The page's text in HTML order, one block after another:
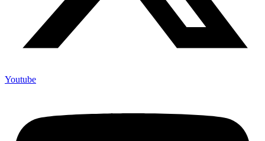
Youtube